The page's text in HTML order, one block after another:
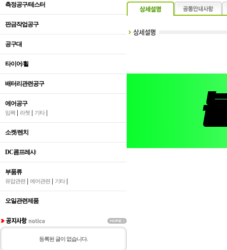
측정공구/테스터
판금작업공구
공구대
타이어/휠
배터리관련공구
에어공구
임팩 라쳇 기타|
소켓/렌치
DC콤프레샤
부품류
유압관련 에어관련 기타|
오일관련제품
등록된 글이 없습니다.